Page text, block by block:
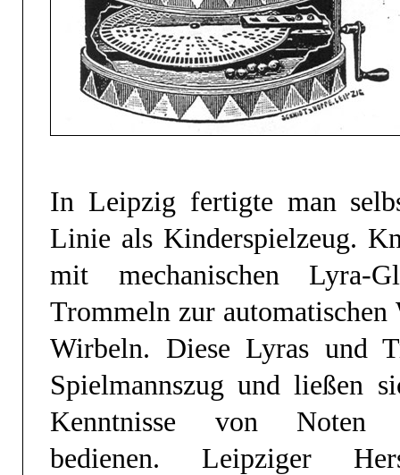
In Leipzig fertigte man
Linie als Kinderspielzeug.
mit mechanischen Lyra-
Trommeln zur
Wirbeln. Diese Lyras und
Spielmannszug und ließen
Kenntnisse von Noten
bedienen.
Leipziger